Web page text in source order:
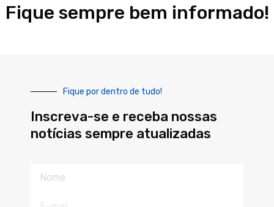
Fique sempre bem informado!
Fique por dentro de tudo!
Inscreva-se e receba nossas
notícias sempre atualizadas